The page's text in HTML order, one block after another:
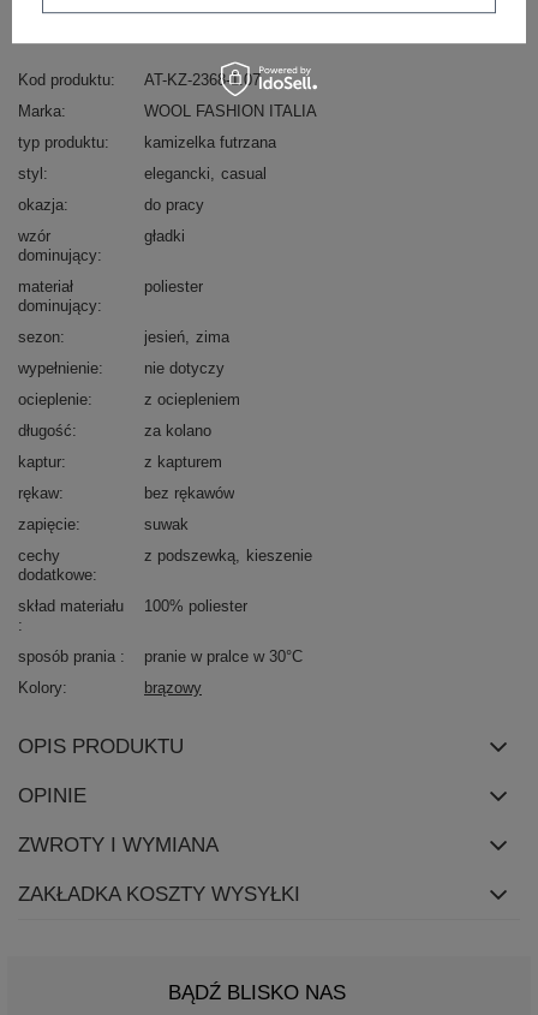
Kod produktu
AT-KZ-2368-1.07
Marka
WOOL FASHION ITALIA
typ produktu
kamizelka futrzana
styl
elegancki
casual
okazja
do pracy
wzór
dominujący
gładki
materiał
dominujący
poliester
sezon jesień
zima
wypełnienie
nie dotyczy
ocieplenie
z ociepleniem
długość
za kolano
kaptur
z kapturem
rękaw
bez rękawów
zapięcie
suwak
cechy
dodatkowe
z podszewką kieszenie
skład materiału 100% poliester
sposób prania
pranie w pralce w 30°C
Kolory
brązowy
OPIS PRODUKTU
OPINIE
ZWROTY I WYMIANA
ZAKŁADKA KOSZTY WYSYŁKI
BĄDŹ BLISKO NAS